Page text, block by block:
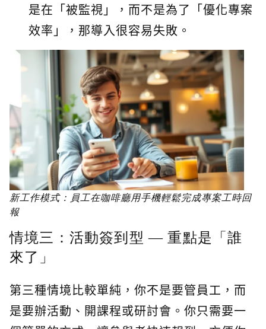
是在「被監視」，而不是為了「優化專案
效率」，那導入很容易失敗。
新工作模式：員工在咖啡廳用手機輕鬆完成專案工時回
報
情境三：活動簽到型 — 重點是「誰
來了」
第三種情境比較單純，你不是要管員工，而
是要辦活動、開課程或研討會。你只需要一